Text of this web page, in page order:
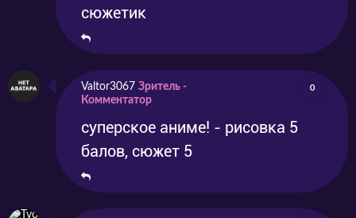
сюжетик
Valtor3067 Зритель -
Комментатор
0
суперское аниме! - рисовка 5
балов, сюжет 5